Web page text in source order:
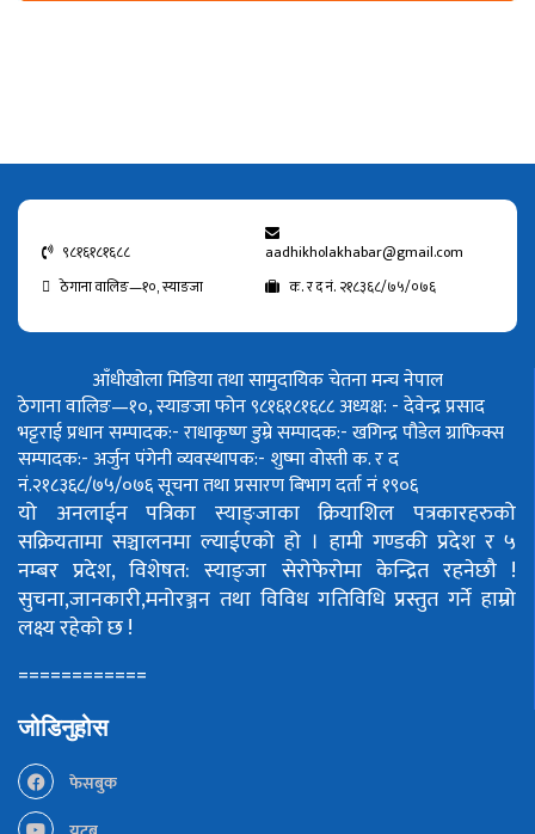
९८१६१८१६८८
aadhikholakhabar@gmail.com
ठेगाना वालिङ—१०, स्याङजा
क. र द नं. २१८३६८/७५/०७६
आँधीखोला मिडिया तथा सामुदायिक चेतना मन्च नेपाल
ठेगाना वालिङ—१०, स्याङजा फोन ९८१६१८१६८८अध्यक्ष: - देवेन्द्र प्रसाद
भट्टराईप्रधान सम्पादक:- राधाकृष्ण डुम्रेसम्पादक:- खगिन्द्र पौडेलग्राफिक्स
सम्पादक:- अर्जुन पंगेनीव्यवस्थापक:- शुष्मा वोस्तीक. र द
नं.२१८३६८/७५/०७६सूचना तथा प्रसारण बिभाग दर्ता नं १९०६
यो अनलाईन पत्रिका स्याङ्जाका क्रियाशिल पत्रकारहरुको
सक्रियतामा सञ्चालनमा ल्याईएको हो । हामी गण्डकी प्रदेश र ५
नम्बर प्रदेश, विशेषत: स्याङ्जा सेरोफेरोमा केन्द्रित रहनेछौ !
सुचना,जानकारी,मनोरञ्जन तथा विविध गतिविधि प्रस्तुत गर्ने हाम्रो
लक्ष्य रहेको छ !
============
जोडिनुहोस
फेसबुक